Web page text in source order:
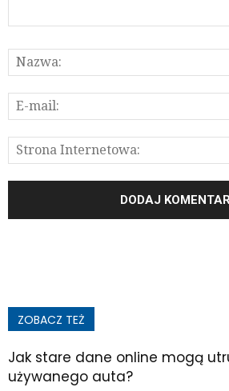
ZOBACZ TEŻ
Jak stare dane online mogą
używanego auta?